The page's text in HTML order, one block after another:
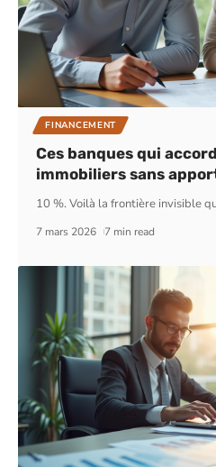
FINANCEMENT
Ces banques qui
immobiliers sans
10 %. Voilà la frontière invisible
7 mars 2026 7 min read